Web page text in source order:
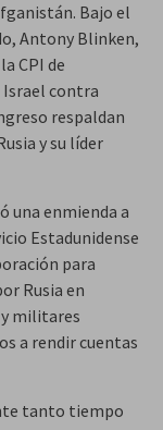
Bajo el
Antony Blinken,
CPI de
Israel contra
respaldan
y su líder
una enmienda a
Estadunidense
para
Rusia en
militares
a rendir cuentas
tanto tiempo